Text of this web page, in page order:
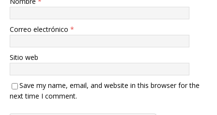
Correo electrónico *
Sitio web
Save my name, email, and website in this browser for the
next time I comment.